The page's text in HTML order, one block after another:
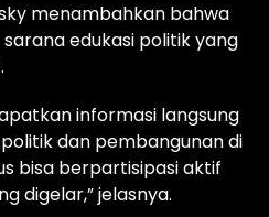
menambahkan bahwa
edukasi politik yang
informasi langsung
dan pembangunan di
bisa berpartisipasi aktif
digelar,” jelasnya.